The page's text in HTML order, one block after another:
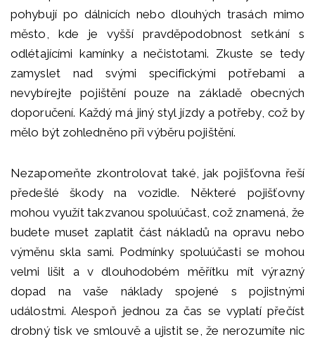
pohybují po dálnicích nebo dlouhých trasách mimo
město, kde je vyšší pravděpodobnost setkání s
odlétajícími kamínky a nečistotami. Zkuste se tedy
zamyslet nad svými specifickými potřebami a
nevybírejte pojištění pouze na základě obecných
doporučení. Každý má jiný styl jízdy a potřeby, což by
mělo být zohledněno při výběru pojištění.
Nezapomeňte zkontrolovat také, jak pojišťovna řeší
předešlé škody na vozidle. Některé pojišťovny
mohou využít takzvanou spoluúčast, což znamená, že
budete muset zaplatit část nákladů na opravu nebo
výměnu skla sami. Podmínky spoluúčasti se mohou
velmi lišit a v dlouhodobém měřítku mít výrazný
dopad na vaše náklady spojené s pojistnými
událostmi. Alespoň jednou za čas se vyplatí přečíst
drobný tisk ve smlouvě a ujistit se, že nerozumíte nic